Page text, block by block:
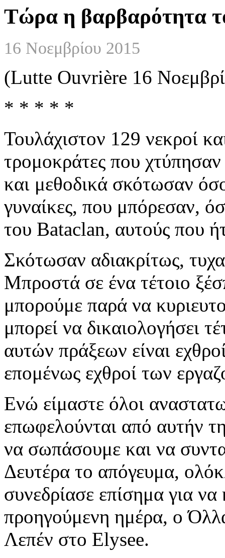
Τώρα η βαρβαρότητα
16 Νοεμβρίου 2015
(Lutte Ouvrière 16
* * * * *
Τουλάχιστον 129 νεκροί
τρομοκράτες που
και μεθοδικά σκότωσαν
γυναίκες, που μπόρεσαν,
του Bataclan, αυτούς που
Σκότωσαν αδιακρίτως,
Μπροστά σε ένα τέτοιο
μπορούμε παρά να
μπορεί να δικαιολογήσει
αυτών πράξεων είναι
επομένως εχθροί των
Ενώ είμαστε όλοι
επωφελούνται από αυτήν
να σωπάσουμε και να
Δευτέρα το απόγευμα,
συνεδρίασε επίσημα για
προηγούμενη ημέρα, ο
Λεπέν στο Elysee.